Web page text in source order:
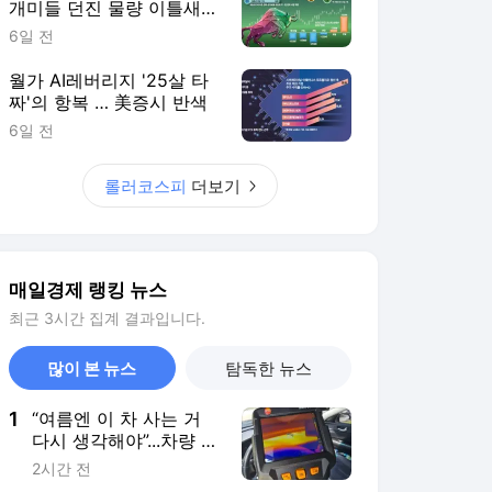
개미들 던진 물량 이틀새
8.5조 쓸어담아
6일 전
월가 AI레버리지 '25살 타
짜'의 항복 … 美증시 반색
6일 전
롤러코스피 더보기
매일경제 랭킹 뉴스
최근 3시간 집계 결과입니다.
많이 본 뉴스 탐독한 뉴스
1
“여름엔 이 차 사는 거
다시 생각해야”...차량 내
부온도, 85도까지 올랐
2시간 전